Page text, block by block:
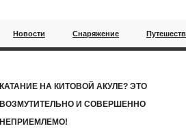
Новости Снаряжение
КАТАНИЕ НА КИТОВОЙ АКУЛЕ? ЭТО
ВОЗМУТИТЕЛЬНО И СОВЕРШЕННО
НЕПРИЕМЛЕМО!